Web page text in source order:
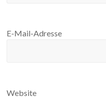
E-Mail-Adresse
Website